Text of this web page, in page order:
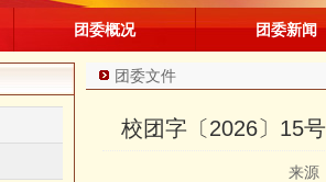
团委概况 团委新闻
团委文件
校团字〔2026〕15
来